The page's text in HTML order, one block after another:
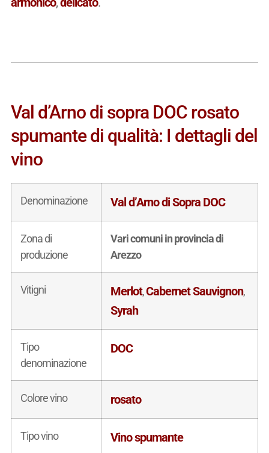
Val d’Arno di sopra DOC rosato
spumante di qualità: I dettagli del
vino
Denominazione Val d’Arno di Sopra DOC
Zona di
produzione
Vari comuni in provincia di
Arezzo
Vitigni Merlot,Cabernet Sauvignon,
Syrah
Tipo
denominazione
DOC
Colore vino rosato
Tipo vino Vino spumante